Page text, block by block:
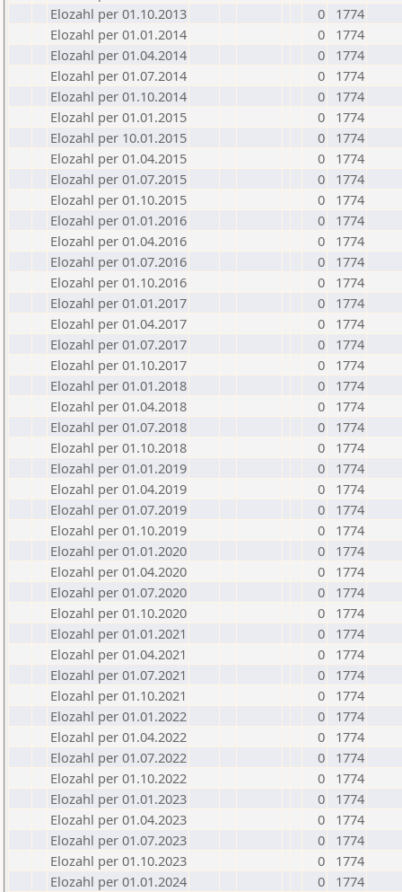
Elozahl per 01.10.2013
0
1774
Elozahl per 01.01.2014
0
1774
Elozahl per 01.04.2014
0
1774
Elozahl per 01.07.2014
0
1774
Elozahl per 01.10.2014
0
1774
Elozahl per 01.01.2015
0
1774
Elozahl per 10.01.2015
0
1774
Elozahl per 01.04.2015
0
1774
Elozahl per 01.07.2015
0
1774
Elozahl per 01.10.2015
0
1774
Elozahl per 01.01.2016
0
1774
Elozahl per 01.04.2016
0
1774
Elozahl per 01.07.2016
0
1774
Elozahl per 01.10.2016
0
1774
Elozahl per 01.01.2017
0
1774
Elozahl per 01.04.2017
0
1774
Elozahl per 01.07.2017
0
1774
Elozahl per 01.10.2017
0
1774
Elozahl per 01.01.2018
0
1774
Elozahl per 01.04.2018
0
1774
Elozahl per 01.07.2018
0
1774
Elozahl per 01.10.2018
0
1774
Elozahl per 01.01.2019
0
1774
Elozahl per 01.04.2019
0
1774
Elozahl per 01.07.2019
0
1774
Elozahl per 01.10.2019
0
1774
Elozahl per 01.01.2020
0
1774
Elozahl per 01.04.2020
0
1774
Elozahl per 01.07.2020
0
1774
Elozahl per 01.10.2020
0
1774
Elozahl per 01.01.2021
0
1774
Elozahl per 01.04.2021
0
1774
Elozahl per 01.07.2021
0
1774
Elozahl per 01.10.2021
0
1774
Elozahl per 01.01.2022
0
1774
Elozahl per 01.04.2022
0
1774
Elozahl per 01.07.2022
0
1774
Elozahl per 01.10.2022
0
1774
Elozahl per 01.01.2023
0
1774
Elozahl per 01.04.2023
0
1774
Elozahl per 01.07.2023
0
1774
Elozahl per 01.10.2023
0
1774
Elozahl per 01.01.2024
0
1774